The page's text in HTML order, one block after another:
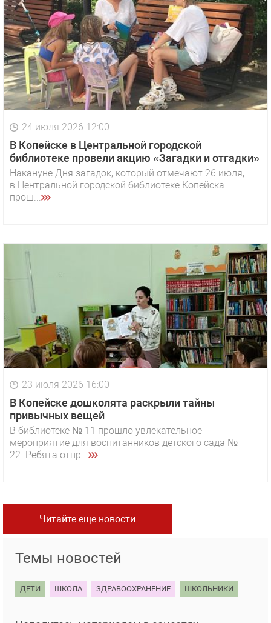
24 июля 2026 12:00
В Копейске в Центральной городской
библиотеке провели акцию «Загадки и отгадки»
Накануне Дня загадок, который отмечают 26 июля,
в Центральной городской библиотеке Копейска
прош...
23 июля 2026 16:00
В Копейске дошколята раскрыли тайны
привычных вещей
В библиотеке № 11 прошло увлекательное
мероприятие для воспитанников детского сада №
22. Ребята отпр...
Читайте еще новости
Темы новостей
ДЕТИ ШКОЛА ЗДРАВООХРАНЕНИЕ ШКОЛЬНИКИ